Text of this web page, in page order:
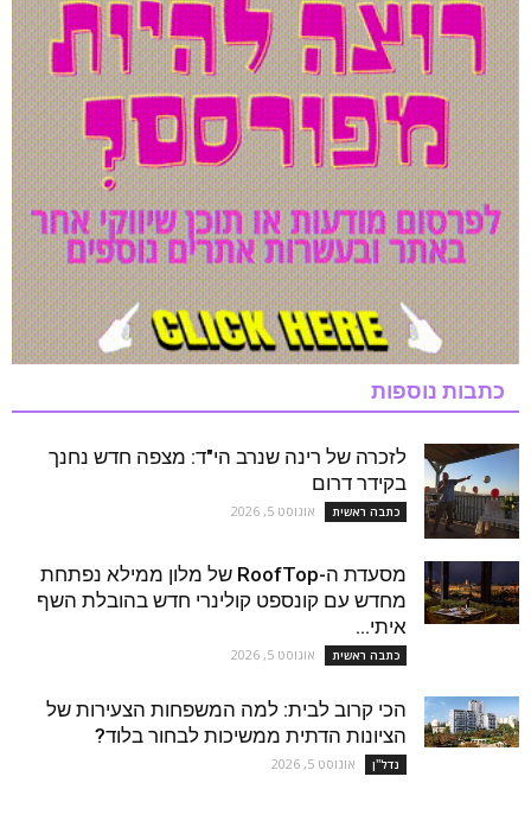
כתבות נוספות
לזכרה של רינה שנרב הי"ד: מצפה חדש נחנך
בקידר דרום
כתבה ראשית אוגוסט 5, 2026
מסעדת ה-RoofTop של מלון ממילא נפתחת
מחדש עם קונספט קולינרי חדש בהובלת השף
איתי...
כתבה ראשית אוגוסט 5, 2026
הכי קרוב לבית: למה המשפחות הצעירות של
הציונות הדתית ממשיכות לבחור בלוד?
נדל''ן אוגוסט 5, 2026